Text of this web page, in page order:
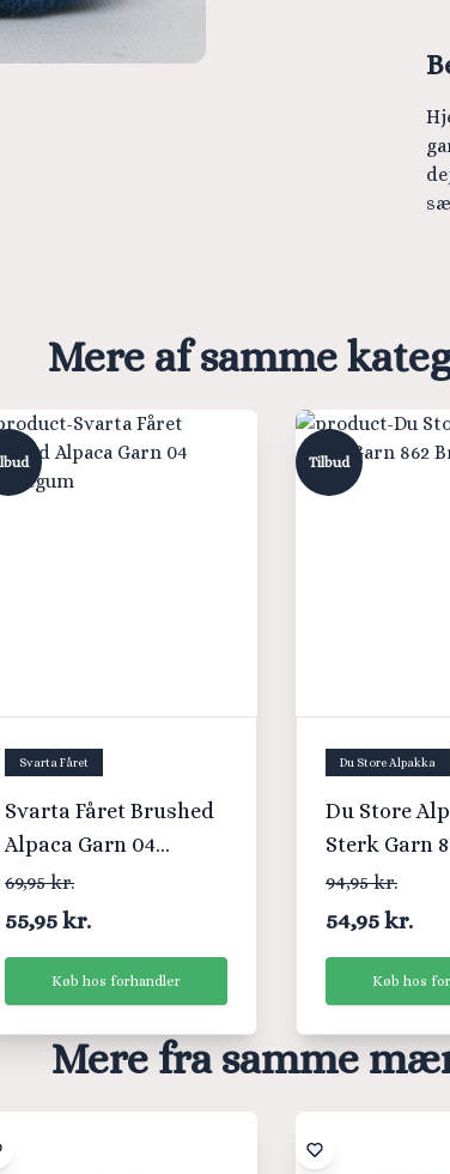
Mere af samme
Svarta Fåret
Svarta Fåret Brushed
Alpaca Garn 04
Bubblegum
69,95 kr.
55,95 kr.
Køb hos forhandler
Tilbud
Du Store Alpakka
Du Store
Sterk Garn
Kobber
94,95 kr.
54,95 kr.
Køb hos
Mere fra samme